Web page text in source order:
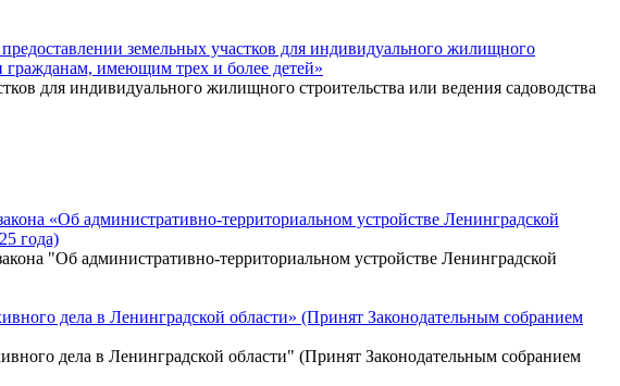
земельных участков для индивидуального жилищного
гражданам, имеющим трех и более детей»
для индивидуального жилищного строительства или ведения садоводства
«Об административно-территориальном устройстве Ленинградской
года)
"Об административно-территориальном устройстве Ленинградской
дела в Ленинградской области» (Принят Законодательным собранием
дела в Ленинградской области" (Принят Законодательным собранием